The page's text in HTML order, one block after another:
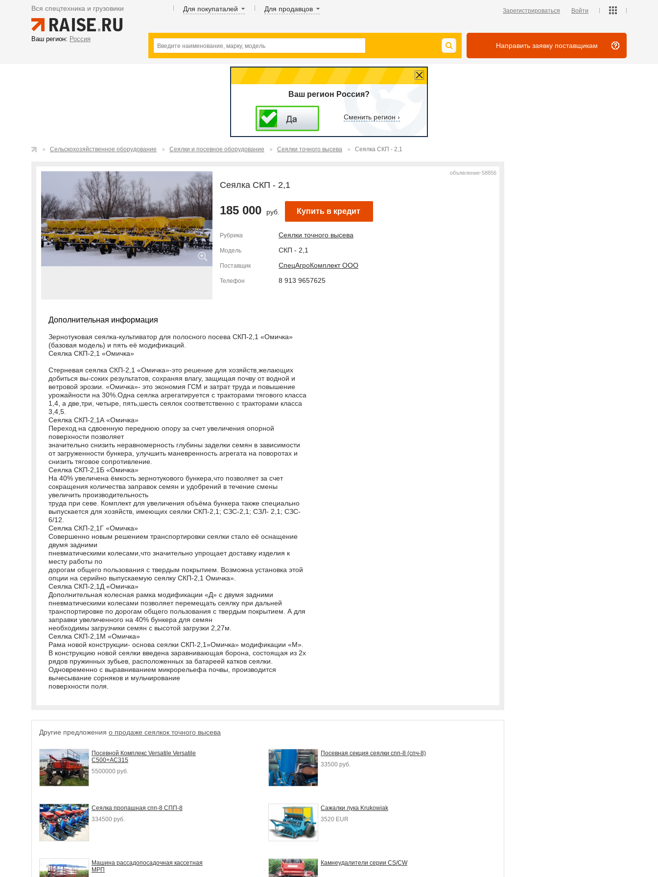
Вся спецтехника и грузовики Для покупаталей Для продавцов Зарегистрироваться Войти
Ваш регион: Россия
Направить заявку поставщикам
Ваш регион Россия?
Сменить регион ›
Сельскохозяйственное оборудование Сеялки и посевное оборудование Сеялки точного высева Сеялка СКП - 2,1
Сеялка СКП - 2,1
185 000 руб. Купить в кредит
Рубрика Сеялки точного высева
Модель СКП - 2,1
Поставщик СпецАгроКомплект ООО
Телефон 8 913 9657625
Дополнительная информация
Зернотуковая сеялка-культиватор для полосного посева СКП-2,1 «Омичка»
(базовая модель) и пять её модификаций.
Сеялка СКП-2,1 «Омичка»
Стерневая сеялка СКП-2,1 «Омичка»-это решение для хозяйств,желающих
добиться вы-соких результатов, сохраняя влагу, защищая почву от водной и
ветровой эрозии. «Омичка»- это экономия ГСМ и затрат труда и повышение
урожайности на 30%.Одна сеялка агрегатируется с тракторами тягового класса
1,4, а две,три, четыре, пять,шесть сеялок соответственно с тракторами класса
3,4,5.
Сеялка СКП-2,1А «Омичка»
Переход на сдвоенную переднюю опору за счет увеличения опорной
поверхности позволяет
значительно снизить неравномерность глубины заделки семян в зависимости
от загруженности бункера, улучшить маневренность агрегата на поворотах и
снизить тяговое сопротивление.
Сеялка СКП-2,1Б «Омичка»
На 40% увеличена ёмкость зернотукового бункера,что позволяет за счет
сокращения количества заправок семян и удобрений в течение смены
увеличить производительность
труда при севе. Комплект для увеличения объёма бункера также специально
выпускается для хозяйств, имеющих сеялки СКП-2,1; СЗС-2,1; СЗЛ- 2,1; СЗС-
6/12.
Сеялка СКП-2,1Г «Омичка»
Совершенно новым решением транспортировки сеялки стало её оснащение
двумя задними
пневматическими колесами,что значительно упрощает доставку изделия к
месту работы по
дорогам общего пользования с твердым покрытием. Возможна установка этой
опции на серийно выпускаемую сеялку СКП-2,1 Омичка».
Сеялка СКП-2,1Д «Омичка»
Дополнительная колесная рамка модификации «Д» с двумя задними
пневматическими колесами позволяет перемещать сеялку при дальней
транспортировке по дорогам общего пользования с твердым покрытием. А для
заправки увеличенного на 40% бункера для семян
необходимы загрузчики семян с высотой загрузки 2,27м.
Сеялка СКП-2,1М «Омичка»
Рама новой конструкции- основа сеялки СКП-2,1»Омичка» модификации «М».
В конструкцию новой сеялки введена заравнивающая борона, состоящая из 2х
рядов пружинных зубьев, расположенных за батареей катков сеялки.
Одновременно с выравниванием микрорельефа почвы, производится
вычесывание сорняков и мульчирование
поверхности поля.
объявление-58856
Другие предложения о продаже сеялкок точного высева
Посевной Комплекс Versatile Versatile
C500+AC315
5500000 руб.
Посевная секция сеялки спп-8 (спч-8)
33500 руб.
Сеялка пропашная спп-8 СПП-8
334500 руб.
Сажалки лука Krukowiak
3520 EUR
Машина рассадопосадочная кассетная
МРП
Камнеудалители cерии CS/CW